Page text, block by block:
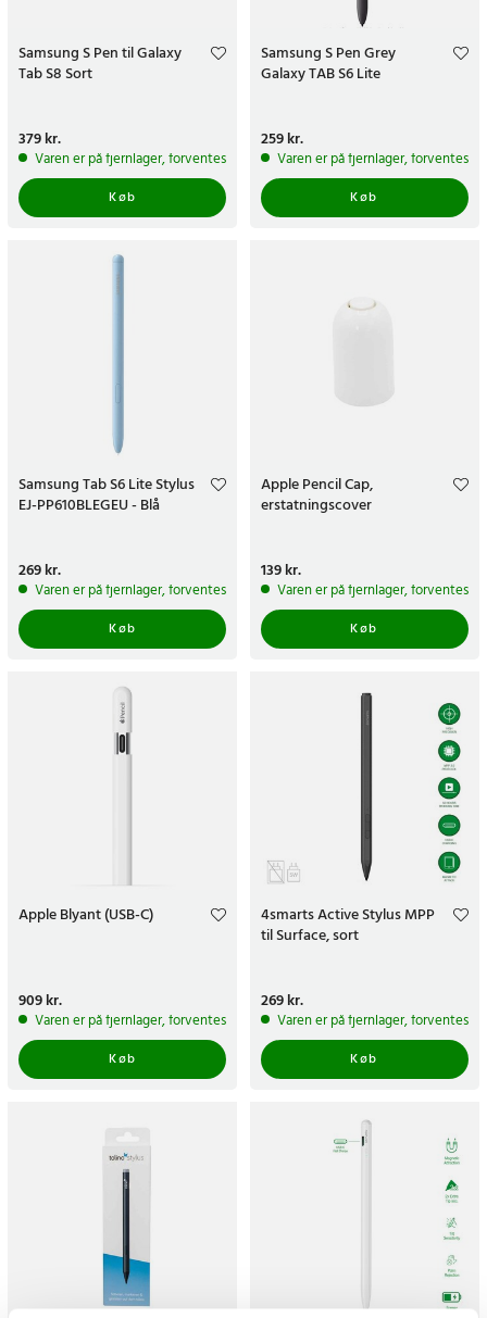
Samsung S Pen til Galaxy
Tab S8 Sort
Pris:379 kr.
379 kr.
Varen er på fjernlager, forventes at blive sendt inden for 5-7 hverdage
Køb
Samsung S Pen Grey
Galaxy TAB S6 Lite
Pris:259 kr.
259 kr.
Varen er på fjernlager, forventes
Køb
Samsung Tab S6 Lite Stylus
EJ-PP610BLEGEU - Blå
Pris:269 kr.
269 kr.
Varen er på fjernlager, forventes at blive sendt inden for 5-7 hverdage
Køb
Apple Pencil Cap,
erstatningscover
Pris:139 kr.
139 kr.
Varen er på fjernlager, forventes
Køb
Apple Blyant (USB-C)
Pris:909 kr.
909 kr.
Varen er på fjernlager, forventes at blive sendt inden for 5-7 hverdage
Køb
4smarts Active Stylus MPP
til Surface, sort
Pris:269 kr.
269 kr.
Varen er på fjernlager, forventes
Køb